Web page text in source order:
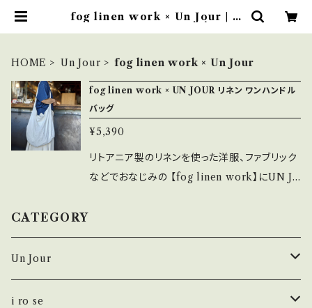
fog linen work × Un Jour | U
HOME Un Jour fog linen work × Un Jour
fog linen work × UN JOUR リネン ワンハンドル
バッグ
¥5,390
リトアニア製のリネンを使った洋服、ファブリック
などでおなじみの 【fog linen work】にUN J
用意。 内ポケット付きのワンショルダータイプに
日々の暮らしに自然と溶け込むようなシンプル
CATEGORY
Un Jour
シューズ
i ro se